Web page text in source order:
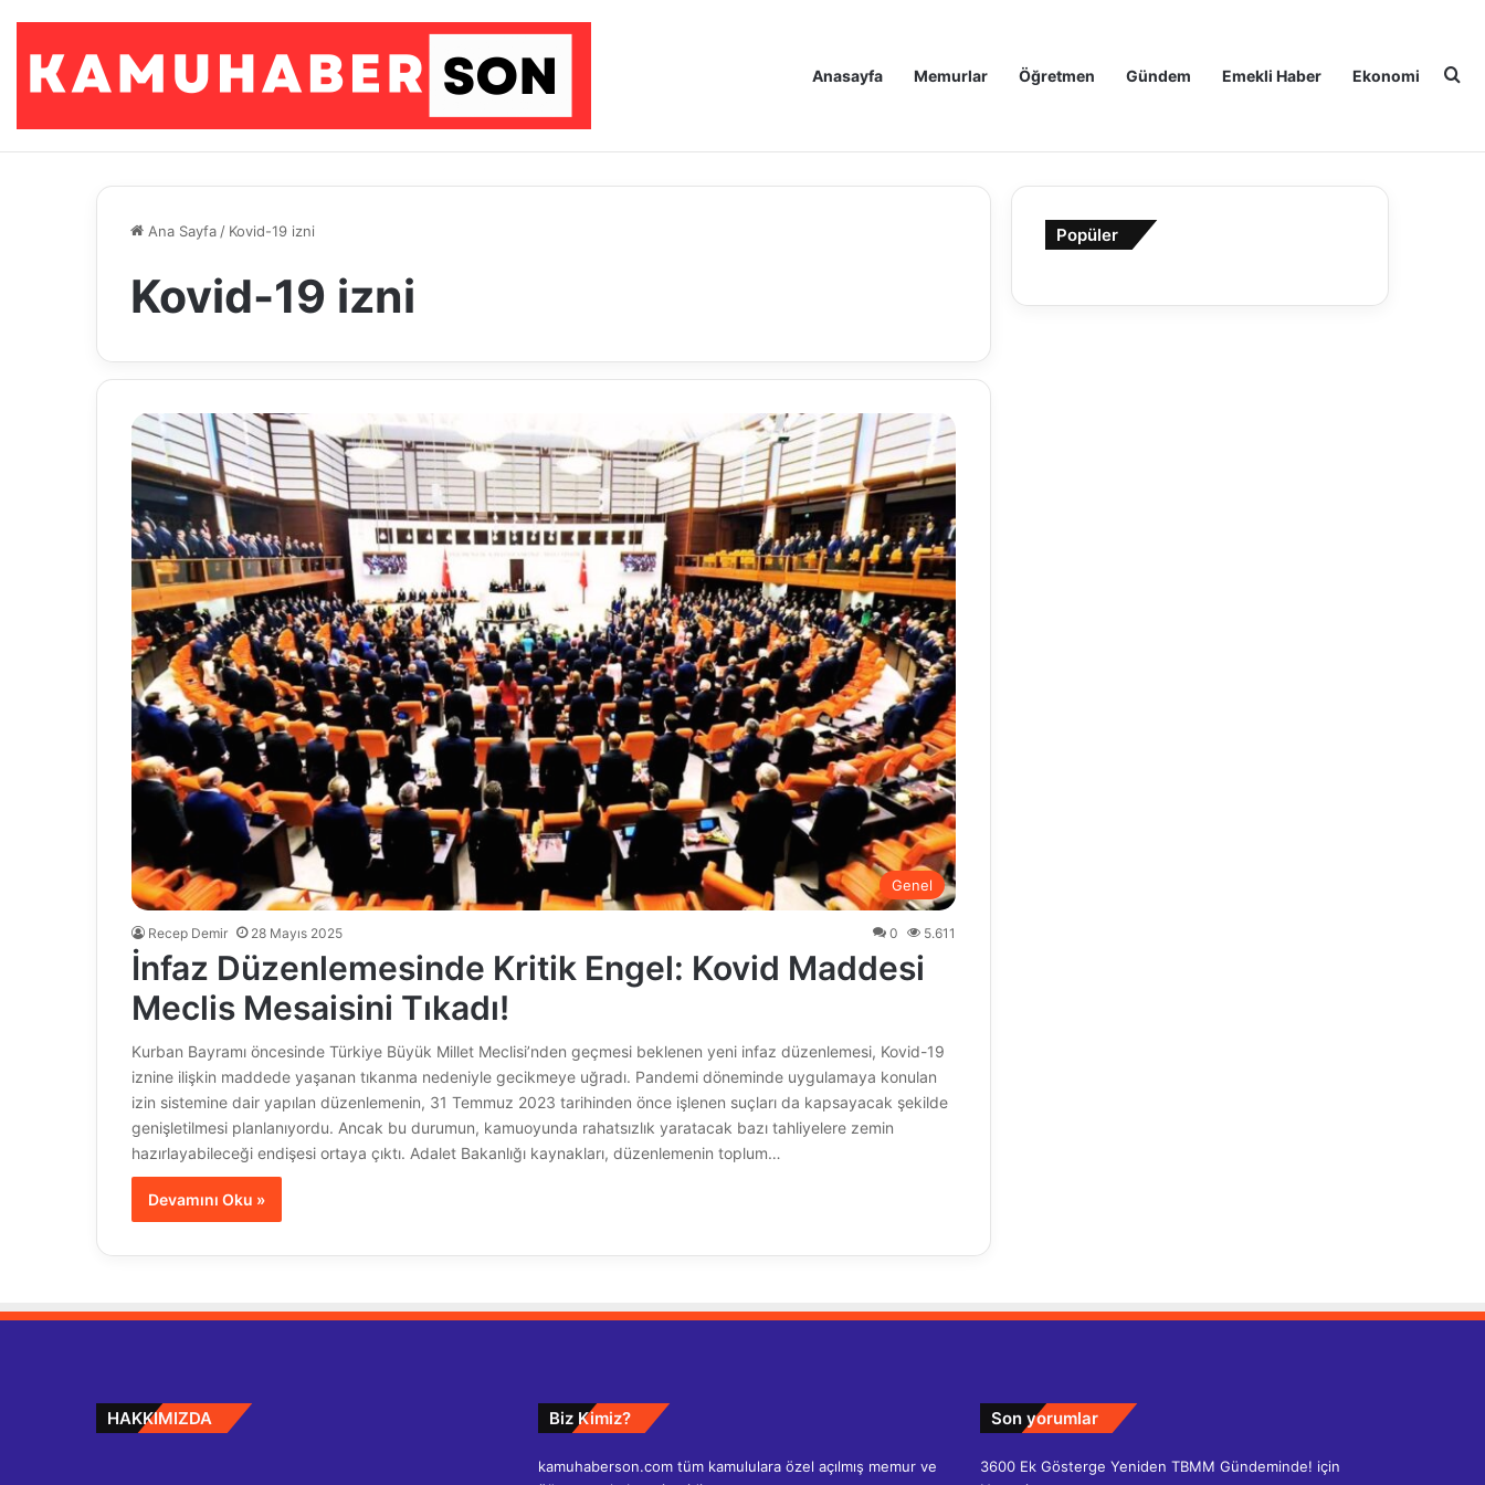
Anasayfa Memurlar Öğretmen Gündem Emekli Haber Ekonomi
Ana Sayfa / Kovid-19 izni
Kovid-19 izni
Genel
Recep Demir 28 Mayıs 2025 0 5.611
İnfaz Düzenlemesinde Kritik Engel: Kovid Maddesi
Meclis Mesaisini Tıkadı!
Kurban Bayramı öncesinde Türkiye Büyük Millet Meclisi’nden geçmesi beklenen yeni infaz düzenlemesi, Kovid-19
iznine ilişkin maddede yaşanan tıkanma nedeniyle gecikmeye uğradı. Pandemi döneminde uygulamaya konulan
izin sistemine dair yapılan düzenlemenin, 31 Temmuz 2023 tarihinden önce işlenen suçları da kapsayacak şekilde
genişletilmesi planlanıyordu. Ancak bu durumun, kamuoyunda rahatsızlık yaratacak bazı tahliyelere zemin
hazırlayabileceği endişesi ortaya çıktı. Adalet Bakanlığı kaynakları, düzenlemenin toplum…
Devamını Oku »
Popüler
HAKKIMIZDA Biz Kimiz?
kamuhaberson.com tüm kamululara özel açılmış memur ve
Son yorumlar
3600 Ek Gösterge Yeniden TBMM Gündeminde! için